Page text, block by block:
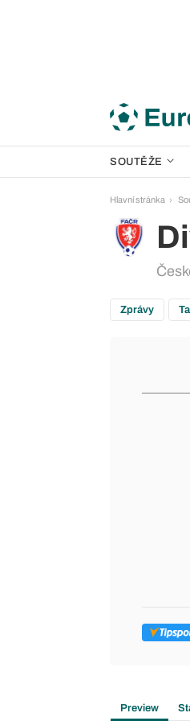
SOUTĚŽE
Hlavní stránka
Zprávy
Preview